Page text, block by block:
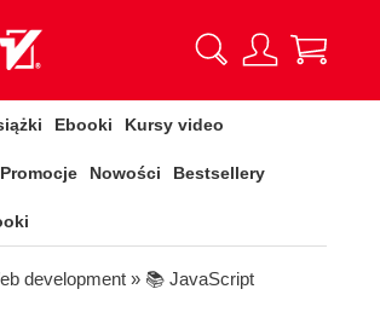
Ebooki Kursy video
Promocje Nowości Bestsellery
development » 📚 JavaScript